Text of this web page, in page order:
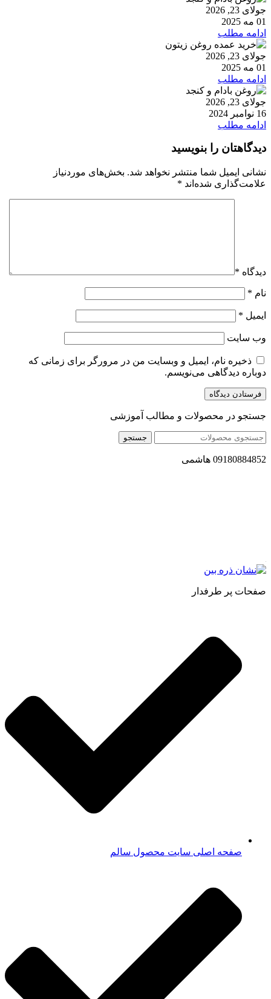
جولای 23, 2026
01 مه 2025
ادامه مطلب
جولای 23, 2026
01 مه 2025
ادامه مطلب
جولای 23, 2026
16 نوامبر 2024
ادامه مطلب
دیدگاهتان را بنویسید
نشانی ایمیل شما منتشر نخواهد شد. بخش‌های موردنیاز
علامت‌گذاری شده‌اند *
دیدگاه *
نام *
ایمیل *
وب‌ سایت
ذخیره نام، ایمیل و وبسایت من در مرورگر برای زمانی که
دوباره دیدگاهی می‌نویسم.
جستجو در محصولات و مطالب آموزشی
جستجو
09180884852 هاشمی
صفحات پر طرفدار
صفحه اصلی سایت محصول سالم